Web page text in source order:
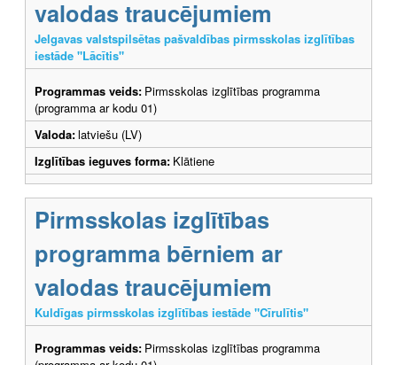
valodas traucējumiem
Jelgavas valstspilsētas pašvaldības pirmsskolas izglītības
iestāde "Lācītis"
Programmas veids: Pirmsskolas izglītības programma
(programma ar kodu 01)
Valoda:latviešu (LV)
Izglītības ieguves forma: Klātiene
Pirmsskolas izglītības
programma bērniem ar
valodas traucējumiem
Kuldīgas pirmsskolas izglītības iestāde "Cīrulītis"
Programmas veids: Pirmsskolas izglītības programma